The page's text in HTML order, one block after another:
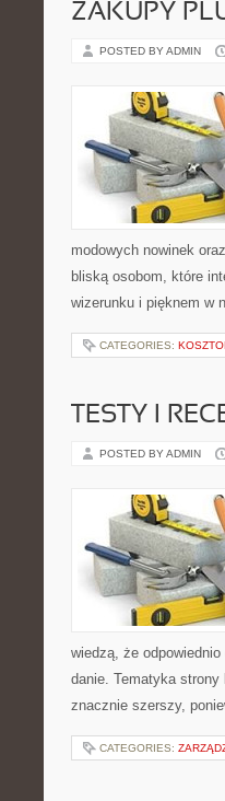
ZAKUPY
POSTED BY ADMIN
modowych nowinek
bliską osobom, które
wizerunku i pięknem w
CATEGORIES:
TESTY I
POSTED BY ADMIN
wiedzą, że
danie. Tematyka strony
znacznie szerszy,
CATEGORIES: